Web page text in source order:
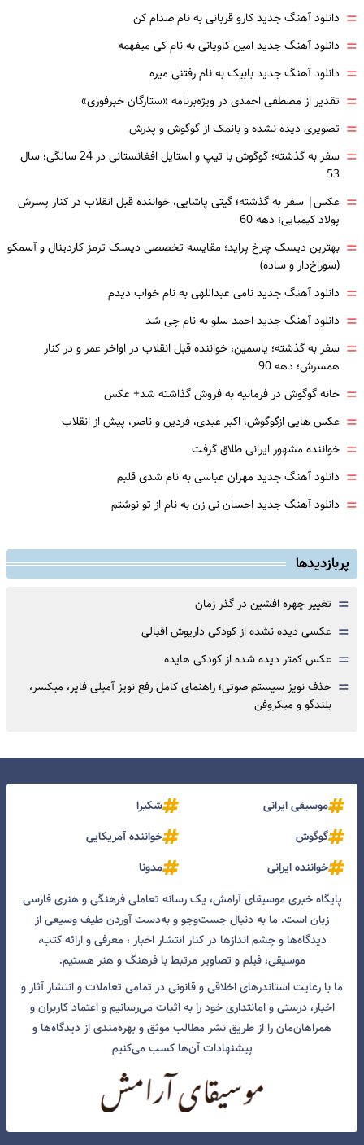
= دانلود آهنگ جدید کارو قربانی به نام صدام کن
= دانلود آهنگ جدید امین کاویانی به نام کی میفهمه
= دانلود آهنگ جدید بابیک به نام رفتنی میره
= تقدیر از مصطفی احمدی در ویژه‌برنامه «ستارگان خبرفوری»
= تصویری دیده نشده و بانمک از گوگوش و پدرش
=
سفر به گذشته؛ گوگوش با تیپ و استایل افغانستانی در 24 سالگی؛ سال
53
= عکس| سفر به گذشته؛ گیتی پاشایی، خواننده قبل انقلاب در کنار پسرش
پولاد کیمیایی؛ دهه 60
= بهترین دیسک چرخ پراید؛ مقایسه تخصصی دیسک ترمز کاردینال و آسمکو
(سوراخ‌دار و ساده)
= دانلود آهنگ جدید نامی عبداللهی به نام خواب دیدم
= دانلود آهنگ جدید احمد سلو به نام چی شد
= سفر به گذشته؛ یاسمین، خواننده قبل انقلاب در اواخر عمر و در کنار
همسرش؛ دهه 90
= خانه گوگوش در فرمانیه به فروش گذاشته شد+ عکس
= عکس هایی ازگوگوش، اکبر عبدی، فردین و ناصر، پیش از انقلاب
= خواننده مشهور ایرانی طلاق گرفت
= دانلود آهنگ جدید مهران عباسی به نام شدی قلبم
= دانلود آهنگ جدید احسان نی زن به نام از تو نوشتم
پربازدیدها
= تغییر چهره افشین در گذر زمان
= عکسی دیده نشده از کودکی داریوش اقبالی
= عکس کمتر دیده شده از کودکی هایده
= حذف نویز سیستم صوتی؛ راهنمای کامل رفع نویز آمپلی فایر، میکسر،
بلندگو و میکروفن
موسیقی ایرانی
شکیرا
گوگوش
خواننده آمریکایی
خواننده ایرانی
مدونا
پایگاه خبری موسیقای آرامش، یک رسانه تعاملی فرهنگی و هنری فارسی
زبان است. ما به دنبال جست‌و‌جو و به‌دست آوردن طیف وسیعی از
دیدگاه‌ها و چشم انداز‌ها در کنار انتشار اخبار ، معرفی و ارائه کتب،
موسیقی، فیلم و تصاویر مرتبط با فرهنگ و هنر هستیم.
ما با رعایت استاندرهای اخلاقی و قانونی در تمامی تعاملات و انتشار آثار و
اخبار، درستی و امانتداری خود را به اثبات می‌رسانیم و اعتماد کاربران و
همراهان‌مان را از طریق نشر مطالب موثق و بهره‌مندی از دیدگاه‌ها و
پیشنهادات آن‌ها کسب می‌کنیم